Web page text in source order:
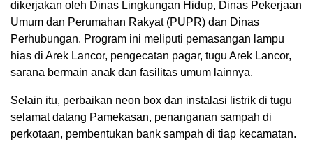
dikerjakan oleh Dinas Lingkungan Hidup, Dinas Pekerjaan
Umum dan Perumahan Rakyat (PUPR) dan Dinas
Perhubungan. Program ini meliputi pemasangan lampu
hias di Arek Lancor, pengecatan pagar, tugu Arek Lancor,
sarana bermain anak dan fasilitas umum lainnya.
Selain itu, perbaikan neon box dan instalasi listrik di tugu
selamat datang Pamekasan, penanganan sampah di
perkotaan, pembentukan bank sampah di tiap kecamatan.